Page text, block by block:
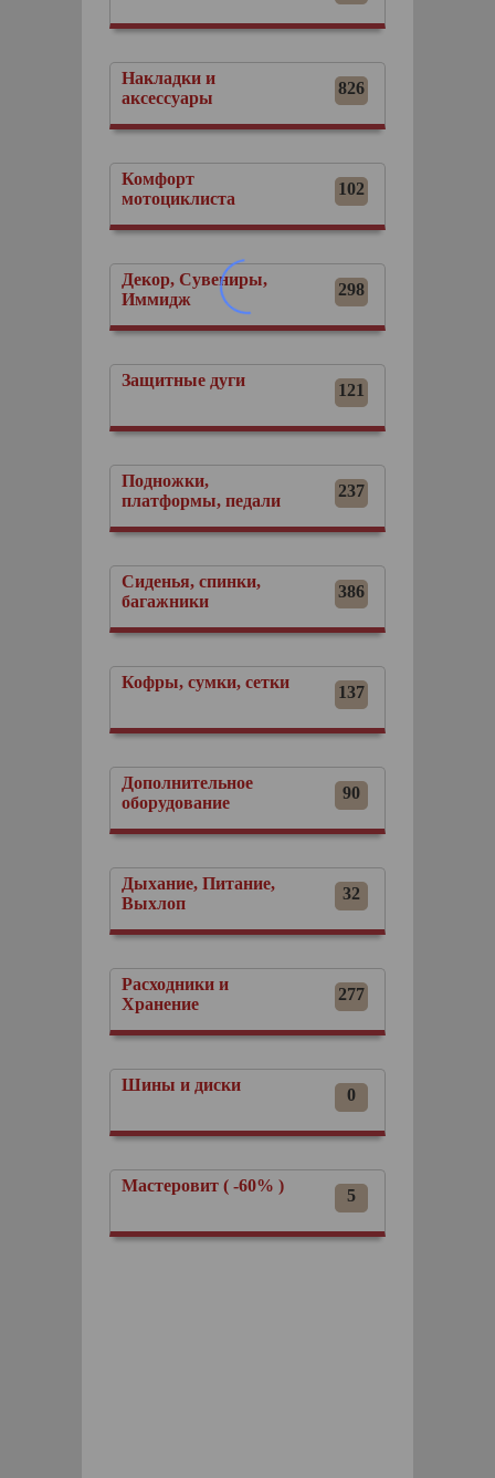
Накладки и
аксессуары
826
Комфорт
мотоциклиста
102
Декор, Сувениры,
Иммидж
298
Защитные дуги
121
Подножки,
платформы, педали
237
Сиденья, спинки,
багажники
386
Кофры, сумки, сетки
137
Дополнительное
оборудование
90
Дыхание, Питание,
Выхлоп
32
Расходники и
Хранение
277
Шины и диски
0
Мастеровит ( -60% )
5